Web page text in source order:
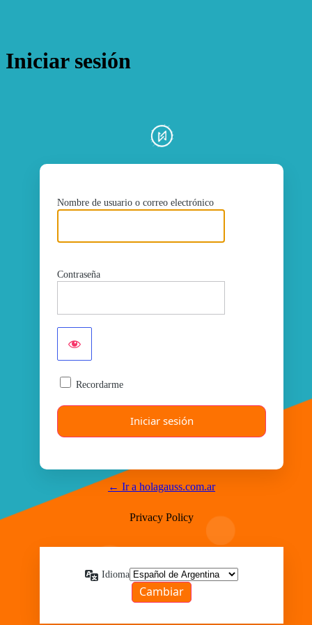
Iniciar sesión
Nombre de usuario o correo electrónico
Contraseña
Recordarme
← Ir a holagauss.com.ar
Privacy Policy
Idioma